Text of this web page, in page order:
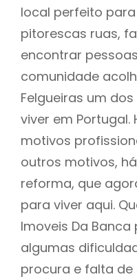
local perfeito
pitorescas ruas,
encontrar
comunidade
Felgueiras um
viver em Portugal.
motivos
outros motivos,
reforma, que
para viver aqui.
Imoveis Da
algumas
procura e falta